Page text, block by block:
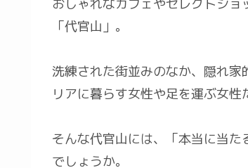
おしゃれなカフェやセレクトシ
「代官山」。
洗練された街並みのなか、隠れ
リアに暮らす女性や足を運ぶ女性
そんな代官山には、「本当に当
でしょうか。